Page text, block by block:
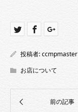
き
ま
投稿者:ccmpmaster
お店について